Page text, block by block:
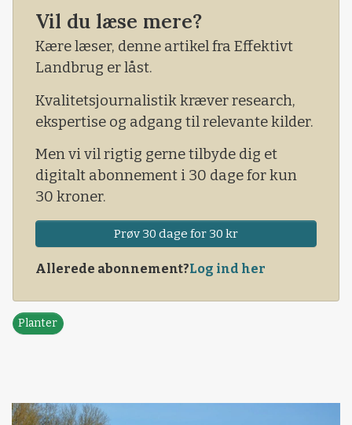
fiksere kvælstof, forklarede Emil Dollerup fra
Corteva på et planteavlsmøde ved Agri Nord.
Produktet er virksomhedens første
Vil du læse mere?
Kære læser, denne artikel fra Effektivt
Landbrug er låst.
Kvalitetsjournalistik kræver research,
ekspertise og adgang til relevante kilder.
Men vi vil rigtig gerne tilbyde dig et
digitalt abonnement i 30 dage for kun
30 kroner.
Prøv 30 dage for 30 kr
Allerede abonnement?Log ind her
Planter